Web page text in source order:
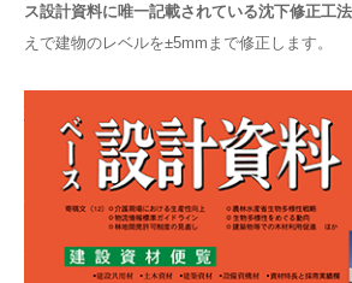
ス設計資料に唯一記載されている沈下修正工
えで建物のレベルを±5mmまで修正します。